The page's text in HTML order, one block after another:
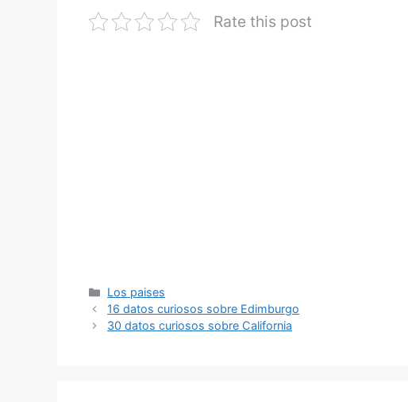
Rate this post
Categorías
Los paises
16 datos curiosos sobre Edimburgo
30 datos curiosos sobre California